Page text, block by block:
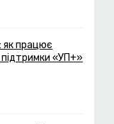
як працює
підтримки «УП+»